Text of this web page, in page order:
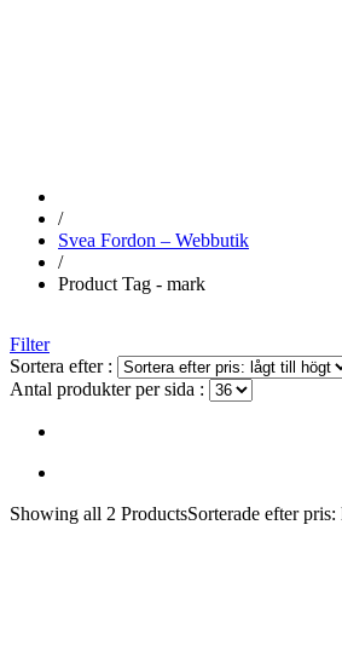
/
Svea Fordon – Webbutik
/
Product Tag - mark
Filter
Sortera efter :
Antal produkter per sida :
Showing all 2 ProductsSorterade efter